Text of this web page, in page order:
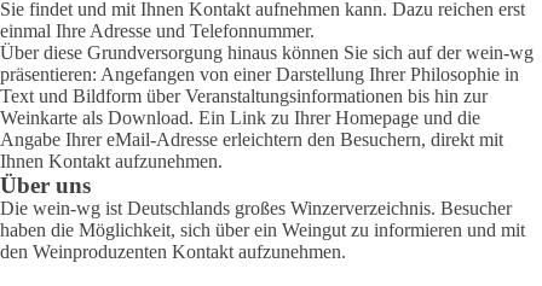
Sie findet und mit Ihnen Kontakt aufnehmen kann. Dazu reichen erst
einmal Ihre Adresse und Telefonnummer.
Über diese Grundversorgung hinaus können Sie sich auf der wein-wg
präsentieren: Angefangen von einer Darstellung Ihrer Philosophie in
Text und Bildform über Veranstaltungsinformationen bis hin zur
Weinkarte als Download. Ein Link zu Ihrer Homepage und die
Angabe Ihrer eMail-Adresse erleichtern den Besuchern, direkt mit
Ihnen Kontakt aufzunehmen.
Über uns
Die wein-wg ist Deutschlands großes Winzerverzeichnis. Besucher
haben die Möglichkeit, sich über ein Weingut zu informieren und mit
den Weinproduzenten Kontakt aufzunehmen.